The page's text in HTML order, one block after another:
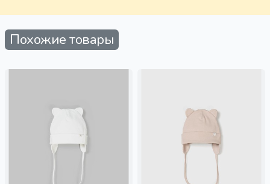
Похожие товары